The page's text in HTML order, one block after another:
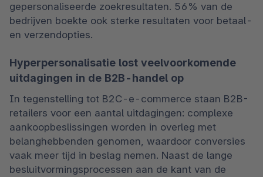
gepersonaliseerde zoekresultaten. 56% van de
bedrijven boekte ook sterke resultaten voor betaal-
en verzendopties.
Hyperpersonalisatie lost veelvoorkomende
uitdagingen in de B2B-handel op
In tegenstelling tot B2C-e-commerce staan B2B-
retailers voor een aantal uitdagingen: complexe
aankoopbeslissingen worden in overleg met
belanghebbenden genomen, waardoor conversies
vaak meer tijd in beslag nemen. Naast de lange
besluitvormingsprocessen aan de kant van de